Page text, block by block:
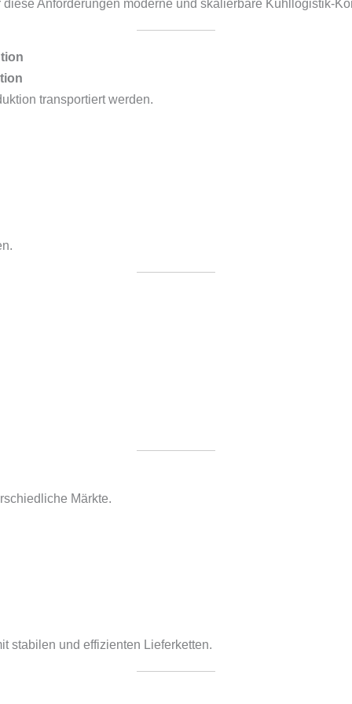
Anforderungen moderne und skalierbare Kühllogistik-
transportiert werden.
Märkte.
stabilen und effizienten Lieferketten.